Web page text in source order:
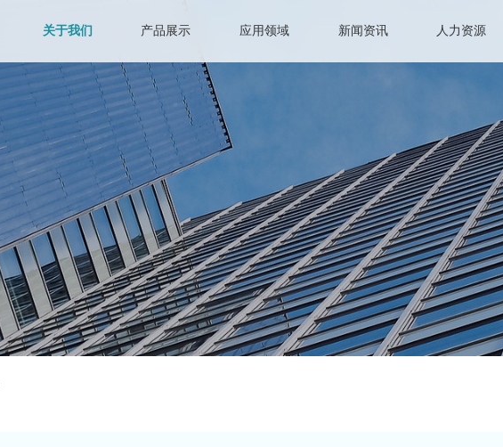
关于我们 产品展示 应用领域 新闻资讯 人力资源